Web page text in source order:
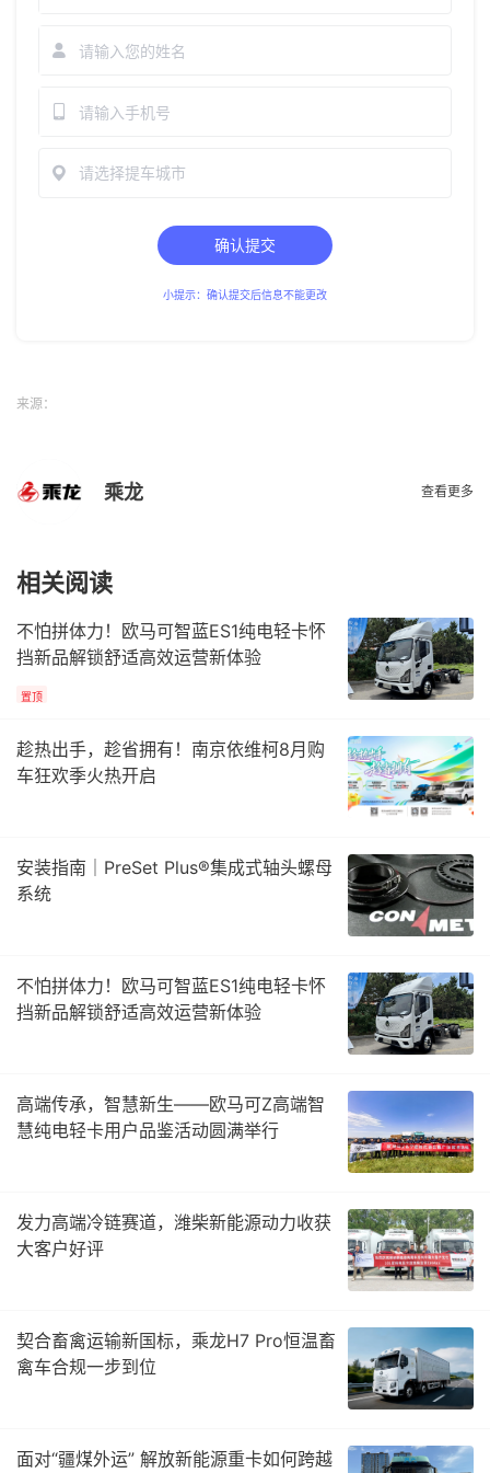
请选择提车城市
确认提交
小提示：确认提交后信息不能更改
来源：
乘龙 查看更多
相关阅读
不怕拼体力！欧马可智蓝ES1纯电轻卡怀
挡新品解锁舒适高效运营新体验
置顶
趁热出手，趁省拥有！南京依维柯8月购
车狂欢季火热开启
安装指南｜PreSet Plus®集成式轴头螺母
系统
不怕拼体力！欧马可智蓝ES1纯电轻卡怀
挡新品解锁舒适高效运营新体验
高端传承，智慧新生——欧马可Z高端智
慧纯电轻卡用户品鉴活动圆满举行
发力高端冷链赛道，潍柴新能源动力收获
大客户好评
契合畜禽运输新国标，乘龙H7 Pro恒温畜
禽车合规一步到位
面对“疆煤外运” 解放新能源重卡如何跨越